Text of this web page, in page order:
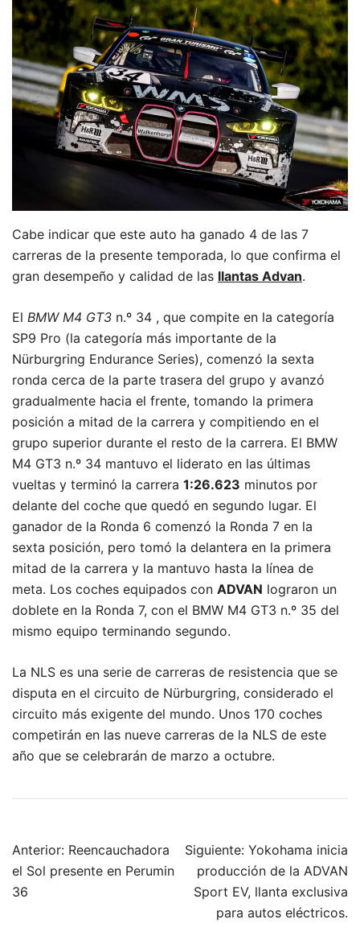
Cabe indicar que este auto ha ganado 4 de las 7
carreras de la presente temporada, lo que confirma el
gran desempeño y calidad de las llantas Advan.
El BMW M4 GT3 n.º 34 , que compite en la categoría
SP9 Pro (la categoría más importante de la
Nürburgring Endurance Series), comenzó la sexta
ronda cerca de la parte trasera del grupo y avanzó
gradualmente hacia el frente, tomando la primera
posición a mitad de la carrera y compitiendo en el
grupo superior durante el resto de la carrera. El BMW
M4 GT3 n.º 34 mantuvo el liderato en las últimas
vueltas y terminó la carrera 1:26.623 minutos por
delante del coche que quedó en segundo lugar. El
ganador de la Ronda 6 comenzó la Ronda 7 en la
sexta posición, pero tomó la delantera en la primera
mitad de la carrera y la mantuvo hasta la línea de
meta. Los coches equipados con ADVAN lograron un
doblete en la Ronda 7, con el BMW M4 GT3 n.º 35 del
mismo equipo terminando segundo.
La NLS es una serie de carreras de resistencia que se
disputa en el circuito de Nürburgring, considerado el
circuito más exigente del mundo. Unos 170 coches
competirán en las nueve carreras de la NLS de este
año que se celebrarán de marzo a octubre.
Navegación
de
entradas
Anterior: Reencauchadora
el Sol presente en Perumin
36
Siguiente: Yokohama inicia
producción de la ADVAN
Sport EV, llanta exclusiva
para autos eléctricos.